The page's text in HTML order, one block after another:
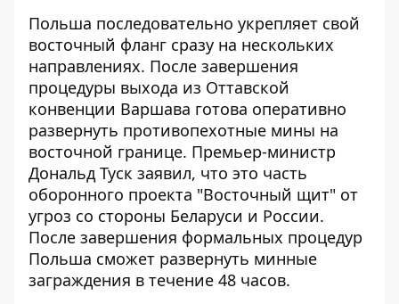
Польша последовательно укрепляет свой
восточный фланг сразу на нескольких
направлениях. После завершения
процедуры выхода из Оттавской
конвенции Варшава готова оперативно
развернуть противопехотные мины на
восточной границе. Премьер-министр
Дональд Туск заявил, что это часть
оборонного проекта "Восточный щит" от
угроз со стороны Беларуси и России.
После завершения формальных процедур
Польша сможет развернуть минные
заграждения в течение 48 часов.